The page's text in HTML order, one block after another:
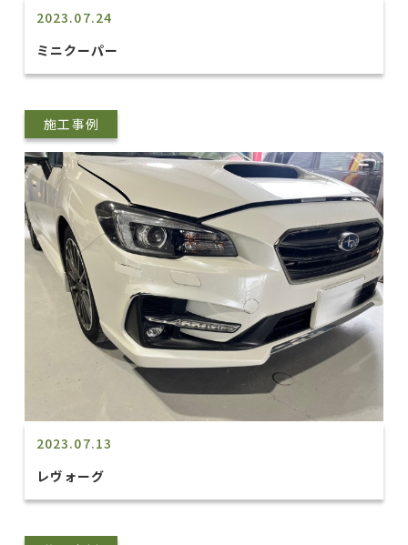
2023.07.24
ミニクーパー
施工事例
2023.07.13
レヴォーグ